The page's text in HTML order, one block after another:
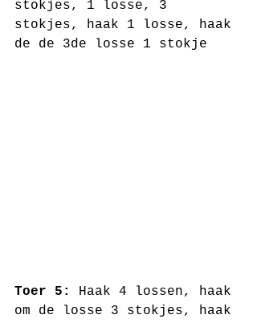
stokjes, 1 losse, 3
stokjes, haak 1 losse, haak
de de 3de losse 1 stokje
Toer 5:
Haak 4 lossen, haak
om de losse 3 stokjes, haak